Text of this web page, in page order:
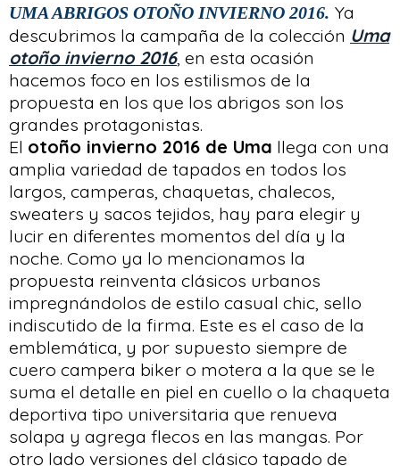
UMA ABRIGOS OTOÑO INVIERNO 2016. Ya
descubrimos la campaña de la colección Uma
otoño invierno 2016, en esta ocasión
hacemos foco en los estilismos de la
propuesta en los que los abrigos son los
grandes protagonistas.
El otoño invierno 2016 de Uma llega con una
amplia variedad de tapados en todos los
largos, camperas, chaquetas, chalecos,
sweaters y sacos tejidos, hay para elegir y
lucir en diferentes momentos del día y la
noche. Como ya lo mencionamos la
propuesta reinventa clásicos urbanos
impregnándolos de estilo casual chic, sello
indiscutido de la firma. Este es el caso de la
emblemática, y por supuesto siempre de
cuero campera biker o motera a la que se le
suma el detalle en piel en cuello o la chaqueta
deportiva tipo universitaria que renueva
solapa y agrega flecos en las mangas. Por
otro lado versiones del clásico tapado de